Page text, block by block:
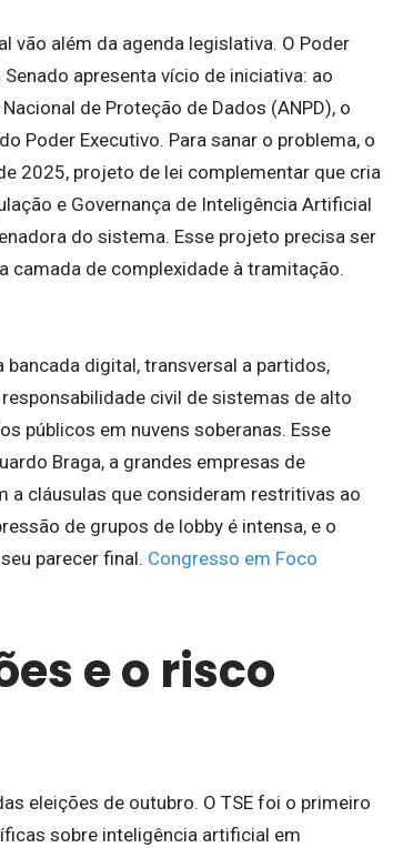
vão além da agenda legislativa. O Poder
apresenta vício de iniciativa: ao
de Proteção de Dados (ANPD), o
Poder Executivo. Para sanar o problema, o
2025, projeto de lei complementar que cria
e Governança de Inteligência Artificial
do sistema. Esse projeto precisa ser
camada de complexidade à tramitação.
digital, transversal a partidos,
civil de sistemas de alto
públicos em nuvens soberanas. Esse
Braga, a grandes empresas de
a cláusulas que consideram restritivas ao
de grupos de lobby é intensa, e o
parecer final. Congresso em Foco
e o risco
eleições de outubro. O TSE foi o primeiro
sobre inteligência artificial em